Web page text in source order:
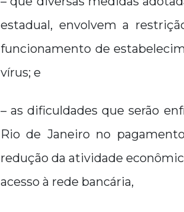
estadual, envolvem a
funcionamento de
vírus; e
– as dificuldades que serão
Rio de Janeiro no
redução da atividade
acesso à rede bancária,